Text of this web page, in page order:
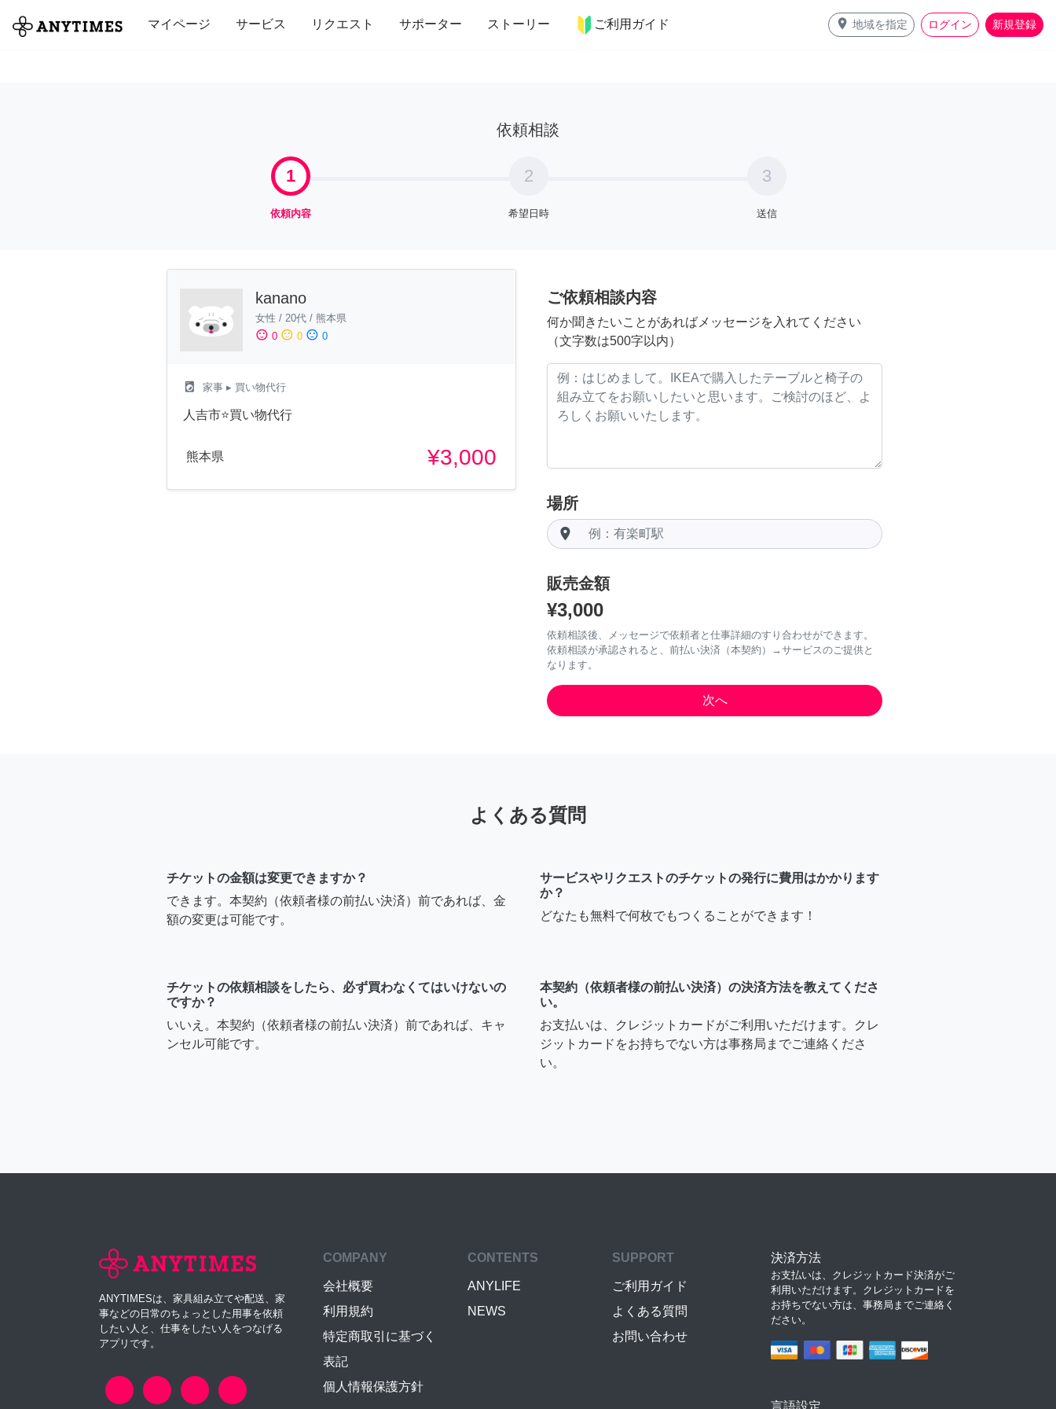
マイページ サービス リクエスト サポーター ストーリー ご利用ガイド place 地域を指定 ログイン 新規登録
全て 修理・組立 家事 引っ越し インテリア 趣味・習い事 ペット 料理
依頼相談
1
依頼内容
2
希望日時
3
送信
kanano
女性 / 20代 / 熊本県
sentiment_satisfied 0 sentiment_neutral 0 sentiment_dissatisfied 0
local_laundry_service 家事 ▸ 買い物代行
人吉市⭐️買い物代行
熊本県 ¥3,000
ご依頼相談内容
何か聞きたいことがあればメッセージを入れてください
（文字数は500字以内）
場所
room
販売金額
¥3,000
依頼相談後、メッセージで依頼者と仕事詳細のすり合わせができます。
依頼相談が承認されると、前払い決済（本契約）→サービスのご提供と
なります。
よくある質問
チケットの金額は変更できますか？
できます。本契約（依頼者様の前払い決済）前であれば、金
額の変更は可能です。
サービスやリクエストのチケットの発行に費用はかかります
か？
どなたも無料で何枚でもつくることができます！
チケットの依頼相談をしたら、必ず買わなくてはいけないの
ですか？
いいえ。本契約（依頼者様の前払い決済）前であれば、キャ
ンセル可能です。
本契約（依頼者様の前払い決済）の決済方法を教えてくださ
い。
お支払いは、クレジットカードがご利用いただけます。クレ
ジットカードをお持ちでない方は事務局までご連絡くださ
い。
ANYTIMESは、家具組み立てや配送、家
事などの日常のちょっとした用事を依頼
したい人と、仕事をしたい人をつなげる
アプリです。
COMPANY
会社概要
利用規約
特定商取引に基づく
表記
個人情報保護方針
CONTENTS
ANYLIFE
NEWS
SUPPORT
ご利用ガイド
よくある質問
お問い合わせ
決済方法
お支払いは、クレジットカード決済がご
利用いただけます。クレジットカードを
お持ちでない方は、事務局までご連絡く
ださい。
言語設定